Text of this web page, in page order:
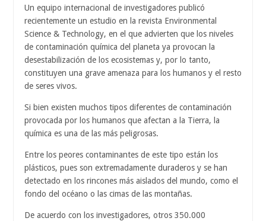
Un equipo internacional de investigadores publicó
recientemente un estudio en la revista Environmental
Science & Technology, en el que advierten que los niveles
de contaminación química del planeta ya provocan la
desestabilización de los ecosistemas y, por lo tanto,
constituyen una grave amenaza para los humanos y el resto
de seres vivos.
Si bien existen muchos tipos diferentes de contaminación
provocada por los humanos que afectan a la Tierra, la
química es una de las más peligrosas.
Entre los peores contaminantes de este tipo están los
plásticos, pues son extremadamente duraderos y se han
detectado en los rincones más aislados del mundo, como el
fondo del océano o las cimas de las montañas.
De acuerdo con los investigadores, otros 350.000